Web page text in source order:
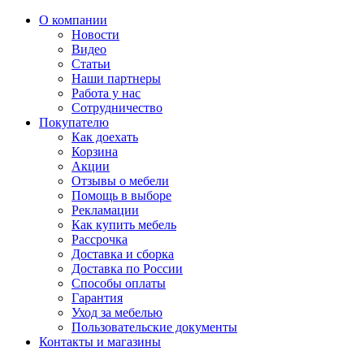
О компании
Новости
Видео
Статьи
Наши партнеры
Работа у нас
Сотрудничество
Покупателю
Как доехать
Корзина
Акции
Отзывы о мебели
Помощь в выборе
Рекламации
Как купить мебель
Рассрочка
Доставка и сборка
Доставка по России
Способы оплаты
Гарантия
Уход за мебелью
Пользовательские документы
Контакты и магазины